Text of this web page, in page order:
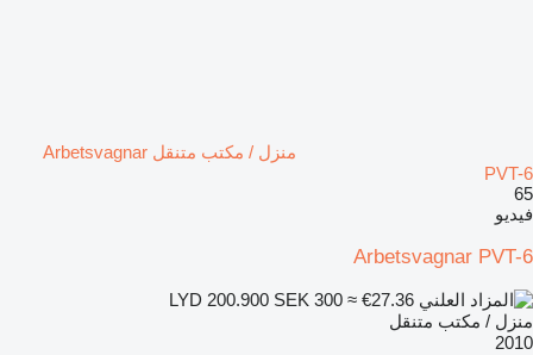
منزل / مكتب متنقل Arbetsvagnar
PVT-6
65
فيديو
Arbetsvagnar PVT-6
SEK 300 ≈ €27.36
منزل / مكتب متنقل
2010